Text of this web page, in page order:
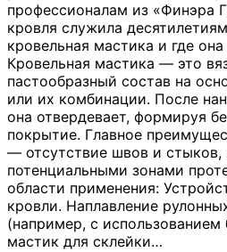
профессионалам из «Финэра
кровля служила
кровельная мастика и где
Кровельная мастика — это
пастообразный состав на
или их комбинации. После
она отвердевает, формируя
покрытие. Главное
— отсутствие швов и стыков,
потенциальными зонами
области применения:
кровли. Наплавление
(например, с
мастик для склейки…